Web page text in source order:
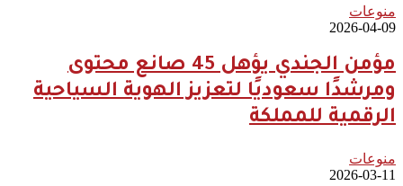
منوعات
2026-04-09
مؤمن الجندي يؤهل 45 صانع محتوى
ومرشدًا سعوديًا لتعزيز الهوية السياحية
الرقمية للمملكة
منوعات
2026-03-11